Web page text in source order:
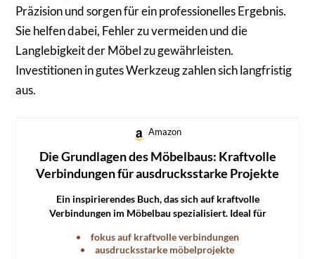
Präzision und sorgen für ein professionelles Ergebnis.
Sie helfen dabei, Fehler zu vermeiden und die
Langlebigkeit der Möbel zu gewährleisten.
Investitionen in gutes Werkzeug zahlen sich langfristig
aus.
Amazon
Die Grundlagen des Möbelbaus: Kraftvolle
Verbindungen für ausdrucksstarke Projekte
Ein inspirierendes Buch, das sich auf kraftvolle
Verbindungen im Möbelbau spezialisiert. Ideal für
fokus auf kraftvolle verbindungen
ausdrucksstarke möbelprojekte